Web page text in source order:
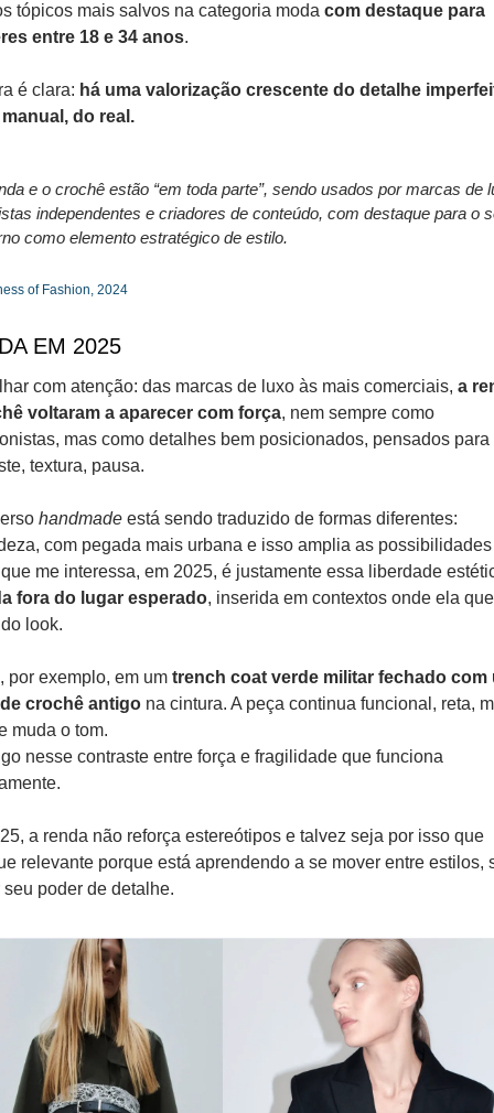
tópicos mais salvos na categoria moda com destaque para
entre 18 e 34 anos.
é clara: há uma valorização crescente do detalhe
do real.
e o crochê estão “em toda parte”, sendo usados por marcas de
independentes e criadores de conteúdo, com destaque para o
como elemento estratégico de estilo.
of Fashion, 2024
EM 2025
com atenção: das marcas de luxo às mais comerciais, a
voltaram a aparecer com força, nem sempre como
mas como detalhes bem posicionados, pensados para
textura, pausa.
handmade está sendo traduzido de formas diferentes:
com pegada mais urbana e isso amplia as
me interessa, em 2025, é justamente essa liberdade
fora do lugar esperado, inserida em contextos onde ela
look.
por exemplo, em um trench coat verde militar fechado com
crochê antigo na cintura. A peça continua funcional, reta,
muda o tom.
nesse contraste entre força e fragilidade que funciona
a renda não reforça estereótipos e talvez seja por isso que
relevante porque está aprendendo a se mover entre estilos,
seu poder de detalhe.